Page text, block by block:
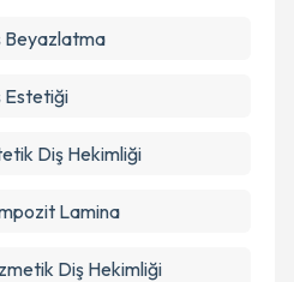
Beyazlatma
Estetiği
Diş Hekimliği
Lamina
Diş Hekimliği